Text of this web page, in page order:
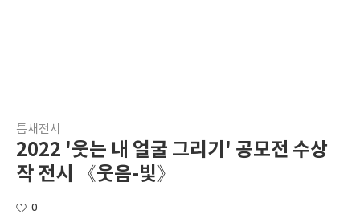
틈새전시
2022 '웃는 내 얼굴 그리기' 공모전 수상
작 전시 《웃음-빛》
0